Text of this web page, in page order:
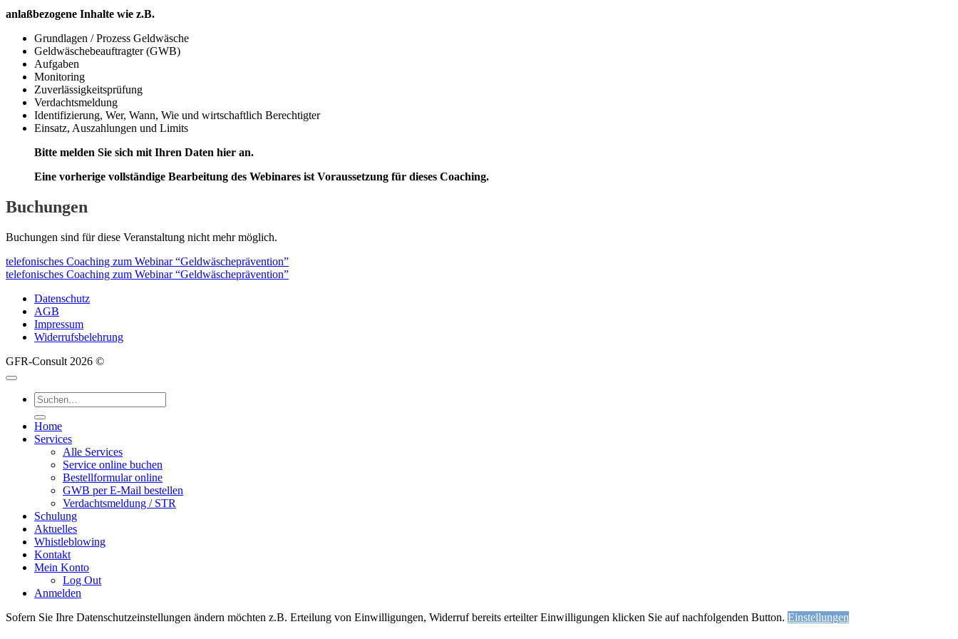
anlaßbezogene Inhalte wie z.B.
Grundlagen / Prozess Geldwäsche
Geldwäschebeauftragter (GWB)
Aufgaben
Monitoring
Zuverlässigkeitsprüfung
Verdachtsmeldung
Identifizierung, Wer, Wann, Wie und wirtschaftlich Berechtigter
Einsatz, Auszahlungen und Limits
Bitte melden Sie sich mit Ihren Daten hier an.
Eine vorherige vollständige Bearbeitung des Webinares ist Voraussetzung für dieses Coaching.
Buchungen
Buchungen sind für diese Veranstaltung nicht mehr möglich.
telefonisches Coaching zum Webinar “Geldwäscheprävention”
telefonisches Coaching zum Webinar “Geldwäscheprävention”
Datenschutz
AGB
Impressum
Widerrufsbelehrung
GFR-Consult 2026 ©
Suche
nach:
Home
Services
Alle Services
Service online buchen
Bestellformular online
GWB per E-Mail bestellen
Verdachtsmeldung / STR
Schulung
Aktuelles
Whistleblowing
Kontakt
Mein Konto
Log Out
Anmelden
Sofern Sie Ihre Datenschutzeinstellungen ändern möchten z.B. Erteilung von Einwilligungen, Widerruf bereits erteilter Einwilligungen klicken Sie auf nachfolgenden Button. Einstellungen